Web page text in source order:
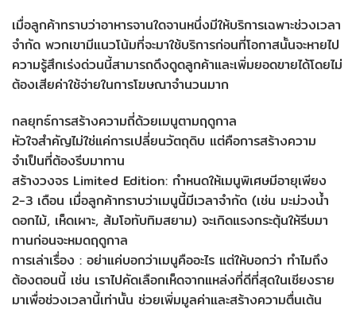
เมื่อลูกค้าทราบว่าอาหารจานใดจานหนึ่งมีให้บริการเฉพาะช่วงเวลา
จำกัด พวกเขามีแนวโน้มที่จะมาใช้บริการก่อนที่โอกาสนั้นจะหายไป
ความรู้สึกเร่งด่วนนี้สามารถดึงดูดลูกค้าและเพิ่มยอดขายได้โดยไม่
ต้องเสียค่าใช้จ่ายในการโฆษณาจำนวนมาก
กลยุทธ์การสร้างความถี่ด้วยเมนูตามฤดูกาล
หัวใจสำคัญไม่ใช่แค่การเปลี่ยนวัตถุดิบ แต่คือการสร้างความ
จำเป็นที่ต้องรีบมาทาน
สร้างวงจร Limited Edition: กำหนดให้เมนูพิเศษมีอายุเพียง
2-3 เดือน เมื่อลูกค้าทราบว่าเมนูนี้มีเวลาจำกัด (เช่น มะม่วงน้ำ
ดอกไม้, เห็ดเผาะ, ส้มโอทับทิมสยาม) จะเกิดแรงกระตุ้นให้รีบมา
ทานก่อนจะหมดฤดูกาล
การเล่าเรื่อง : อย่าแค่บอกว่าเมนูคืออะไร แต่ให้บอกว่า ทำไมถึง
ต้องตอนนี้ เช่น เราไปคัดเลือกเห็ดจากแหล่งที่ดีที่สุดในเชียงราย
มาเพื่อช่วงเวลานี้เท่านั้น ช่วยเพิ่มมูลค่าและสร้างความตื่นเต้น